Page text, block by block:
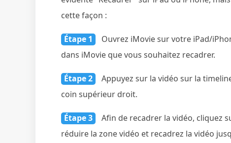
cette façon :
Étape 1
Ouvrez iMovie sur votre iPad/
dans iMovie que vous souhaitez recadrer.
Étape 2
Appuyez sur la vidéo sur la
coin supérieur droit.
Étape 3
Afin de recadrer la vidéo, cliquez
réduire la zone vidéo et recadrez la vidéo